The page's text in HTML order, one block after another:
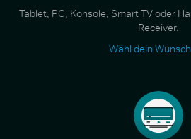
Tablet, PC, Konsole, Smart TV oder
Receiver.
Wähl dein